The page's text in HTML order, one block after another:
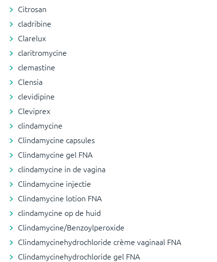
Citrosan
cladribine
Clarelux
claritromycine
clemastine
Clensia
clevidipine
Cleviprex
clindamycine
Clindamycine capsules
Clindamycine gel FNA
clindamycine in de vagina
Clindamycine injectie
Clindamycine lotion FNA
clindamycine op de huid
Clindamycine/Benzoylperoxide
Clindamycinehydrochloride crème vaginaal FNA
Clindamycinehydrochloride gel FNA